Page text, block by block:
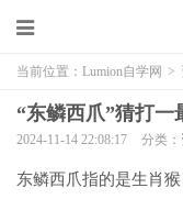
当前位置： Lumion自学网 >
“东鳞西爪”猜打
2024-11-14 22:08:17 分类：
东鳞西爪指的是生肖